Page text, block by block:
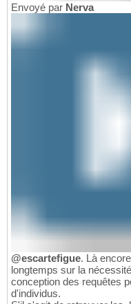
Envoyé par Nerva
@escartefigue. Là
longtemps sur la
conception des requêtes
d'individus.